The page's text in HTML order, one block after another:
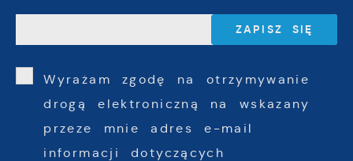
Wyrażam zgodę na otrzymywanie
drogą elektroniczną na wskazany
przeze mnie adres e-mail
informacji dotyczących